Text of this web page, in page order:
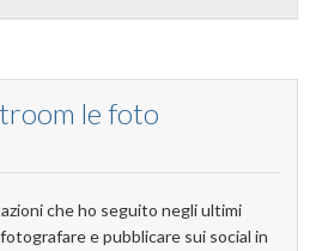
le foto
che ho seguito negli ultimi
e pubblicare sui social in